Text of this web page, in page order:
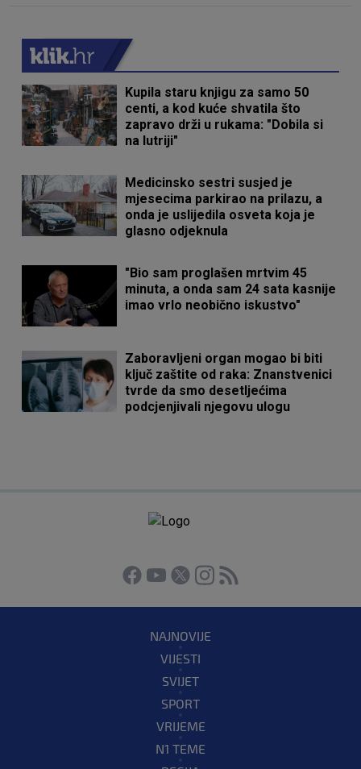
Kupila staru knjigu za samo 50
centi, a kod kuće shvatila što
zapravo drži u rukama: "Dobila si
na lutriji"
Medicinsko sestri susjed je
mjesecima parkirao na prilazu, a
onda je uslijedila osveta koja je
glasno odjeknula
"Bio sam proglašen mrtvim 45
minuta, a onda sam 24 sata kasnije
imao vrlo neobično iskustvo"
Zaboravljeni organ mogao bi biti
ključ zaštite od raka: Znanstvenici
tvrde da smo desetljećima
podcjenjivali njegovu ulogu
NAJNOVIJE
VIJESTI
SVIJET
SPORT
VRIJEME
N1 TEME